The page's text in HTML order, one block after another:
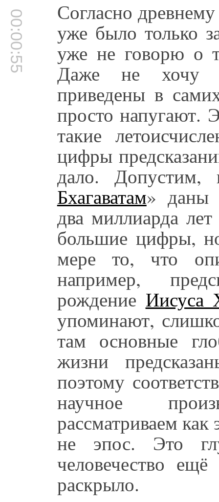
00:00:55 Согласно
уже было только
уже не говорю о
Даже не хочу
приведены в
просто напугают.
такие
цифры
дало.
Бхагаватам» даны
два миллиарда
большие цифры,
мере то, что
например,
рождение Иисуса
упоминают,
там основные
жизни
поэтому
научное
рассматриваем
не эпос. Это
человечество
раскрыло.